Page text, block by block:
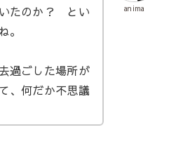
anima
たのか？ とい
。
過ごした場所が
、何だか不思議